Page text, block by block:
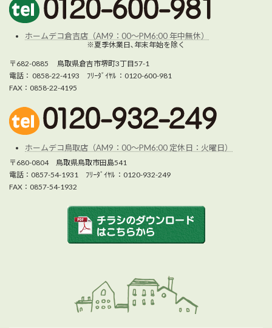
ホームデコ倉吉店（AM9：00～PM6:00 年中無休）
※夏季休業日､年末年始を除く
〒682-0885 鳥取県倉吉市堺町3丁目57-1
電話： 0858-22-4193 ﾌﾘｰﾀﾞｲﾔﾙ ：0120-600-981
FAX：0858-22-4195
ホームデコ鳥取店（AM9：00～PM6:00 定休日：火曜日）
〒680-0804 鳥取県鳥取市田島541
電話：0857-54-1931 ﾌﾘｰﾀﾞｲﾔﾙ ：0120-932-249
FAX：0857-54-1932